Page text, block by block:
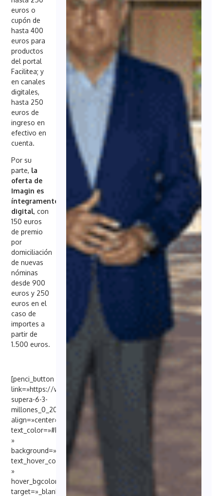
euros o
cupón de
hasta 400
euros para
productos
del portal
Facilitea; y
en canales
digitales,
hasta 250
euros de
ingreso en
efectivo en
cuenta.
Por su
parte, la
oferta de
Imagin es
íntegramente
digital, con
150 euros
de premio
por
domiciliación
de nuevas
nóminas
desde 900
euros y 250
euros en el
caso de
importes a
partir de
1.500 euros.
[penci_button
link=»https://www.elconciso.es/finanzas/caixabank-
supera-6-3-
millones_0_2004689487.html»
align=»center»
text_color=»#FFFFFF
»
background=»#6EB48C»
text_hover_color=»#FFFFFF
»
hover_bgcolor=»#000098″
target=»_blank»]